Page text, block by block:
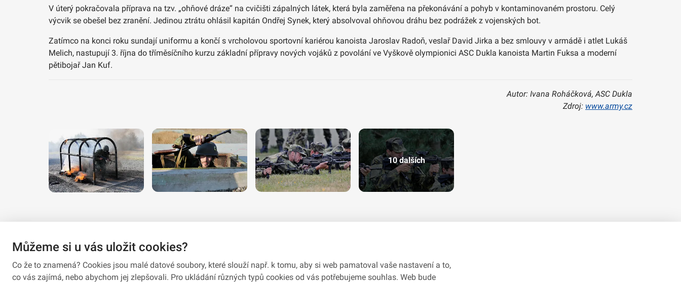
V úterý pokračovala příprava na tzv. „ohňové dráze“ na cvičišti zápalných látek, která byla zaměřena na překonávání a pohyb v kontaminovaném prostoru. Celý
výcvik se obešel bez zranění. Jedinou ztrátu ohlásil kapitán Ondřej Synek, který absolvoval ohňovou dráhu bez podrážek z vojenských bot.
Zatímco na konci roku sundají uniformu a končí s vrcholovou sportovní kariérou kanoista Jaroslav Radoň, veslař David Jirka a bez smlouvy v armádě i atlet Lukáš
Melich, nastupují 3. října do tříměsíčního kurzu základní přípravy nových vojáků z povolání ve Vyškově olympionici ASC Dukla kanoista Martin Fuksa a moderní
pětibojař Jan Kuf.
Autor: Ivana Roháčková, ASC Dukla
Zdroj: www.army.cz
10 dalších
Můžeme si u vás uložit cookies?
Co že to znamená? Cookies jsou malé datové soubory, které slouží např. k tomu, aby si web pamatoval vaše nastavení a to,
co vás zajímá, nebo abychom jej zlepšovali. Pro ukládání různých typů cookies od vás potřebujeme souhlas. Web bude